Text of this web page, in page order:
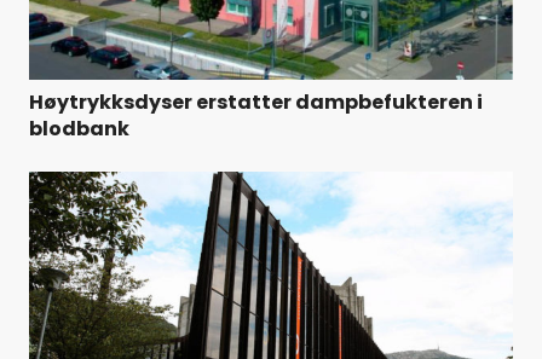
Høytrykksdyser erstatter dampbefukteren i
blodbank